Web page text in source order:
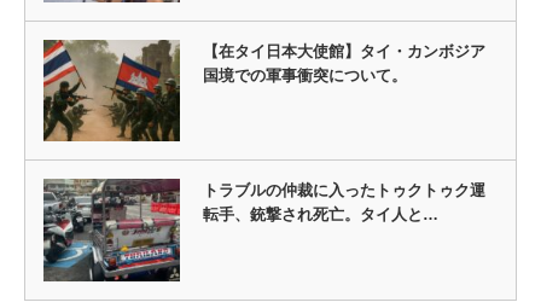
【在タイ日本大使館】タイ・カンボジア
国境での軍事衝突について。
トラブルの仲裁に入ったトゥクトゥク運
転手、銃撃され死亡。タイ人と…